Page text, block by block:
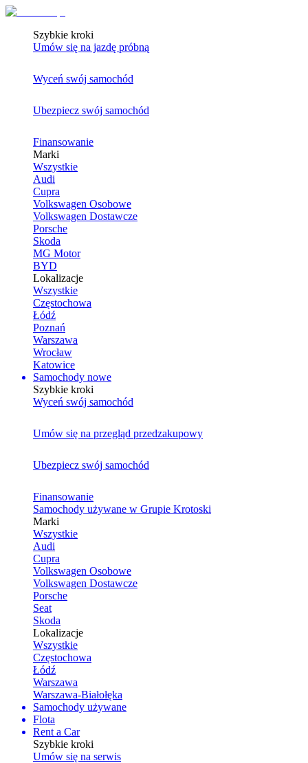
Szybkie kroki
Umów się na jazdę próbną
Wyceń swój samochód
Ubezpiecz swój samochód
Finansowanie
Marki
Wszystkie
Audi
Cupra
Volkswagen Osobowe
Volkswagen Dostawcze
Porsche
Skoda
MG Motor
BYD
Lokalizacje
Wszystkie
Częstochowa
Łódź
Poznań
Warszawa
Wrocław
Katowice
Samochody nowe
Szybkie kroki
Wyceń swój samochód
Umów się na przegląd przedzakupowy
Ubezpiecz swój samochód
Finansowanie
Samochody używane w Grupie Krotoski
Marki
Wszystkie
Audi
Cupra
Volkswagen Osobowe
Volkswagen Dostawcze
Porsche
Seat
Skoda
Lokalizacje
Wszystkie
Częstochowa
Łódź
Warszawa
Warszawa-Białołęka
Samochody używane
Flota
Rent a Car
Szybkie kroki
Umów się na serwis